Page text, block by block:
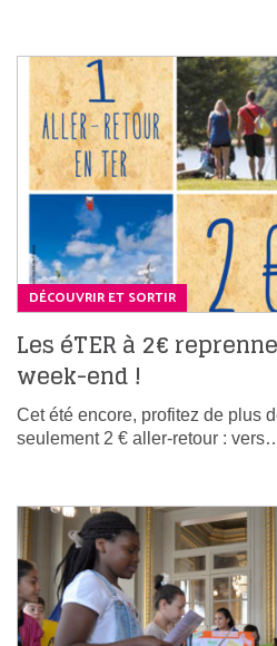
DÉCOUVRIR ET SORTIR
Les éTER à 2€
week-end !
Cet été encore, profitez de plus
seulement 2 € aller-retour :